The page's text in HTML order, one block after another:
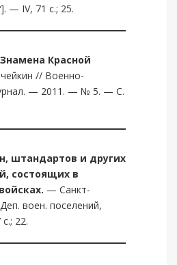
— IV, 71 с.; 25.
Красной
// Военно-
— 2011. — № 5. — С.
штандартов и других
состоящих в
— Санкт-
воен. поселений,
22.